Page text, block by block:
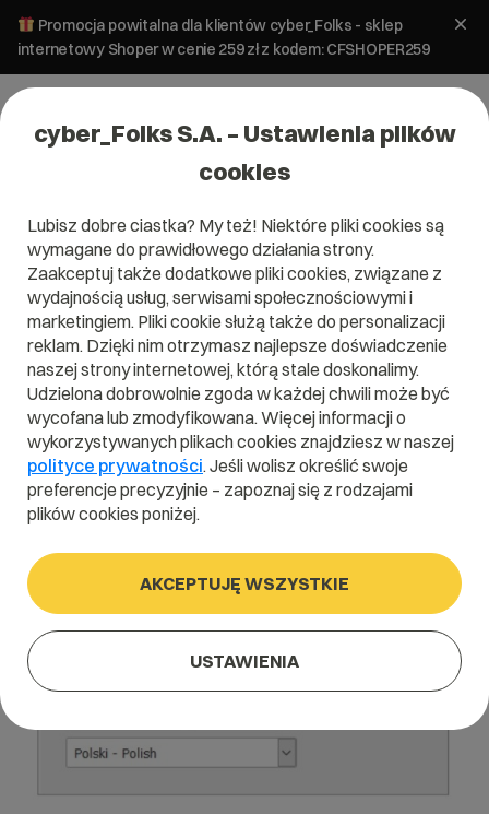
Promocja powitalna dla klientów cyber_Folks - sklep
internetowy Shoper w cenie 259 zł z kodem: CFSHOPER259
Pomoc»Błąd 1045 phpMyAdmin
Błąd 1045 phpMyAdmin
Jeżeli podczas logowania do bazy danych wyświetli się błąd
1045, oznacza to, iż podaliśmy błędny login użytkownika
bazy lub jego
hasło . W takim przypadku należy
poprawić dane i podać prawidłowe.
Błąd może wyglądać jak na poniższym zrzucie:
cyber_Folks S.A. – Ustawienia plików
cookies
Lubisz dobre ciastka? My też! Niektóre pliki cookies są
wymagane do prawidłowego działania strony.
Zaakceptuj także dodatkowe pliki cookies, związane z
wydajnością usług, serwisami społecznościowymi i
marketingiem. Pliki cookie służą także do personalizacji
reklam. Dzięki nim otrzymasz najlepsze doświadczenie
naszej strony internetowej, którą stale doskonalimy.
Udzielona dobrowolnie zgoda w każdej chwili może być
wycofana lub zmodyfikowana. Więcej informacji o
wykorzystywanych plikach cookies znajdziesz w naszej
polityce prywatności. Jeśli wolisz określić swoje
preferencje precyzyjnie – zapoznaj się z rodzajami
plików cookies poniżej.
AKCEPTUJĘ WSZYSTKIE
USTAWIENIA